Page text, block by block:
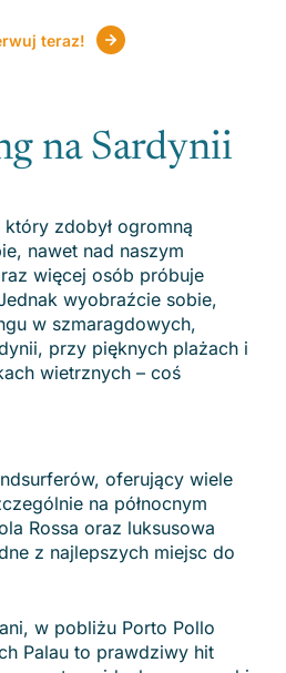
teraz!
na Sardynii
zdobył ogromną
nawet nad naszym
więcej osób próbuje
wyobraźcie sobie,
w szmaragdowych,
przy pięknych plażach i
wietrznych – coś
oferujący wiele
na północnym
Rossa oraz luksusowa
z najlepszych miejsc do
w pobliżu Porto Pollo
Palau to prawdziwy hit